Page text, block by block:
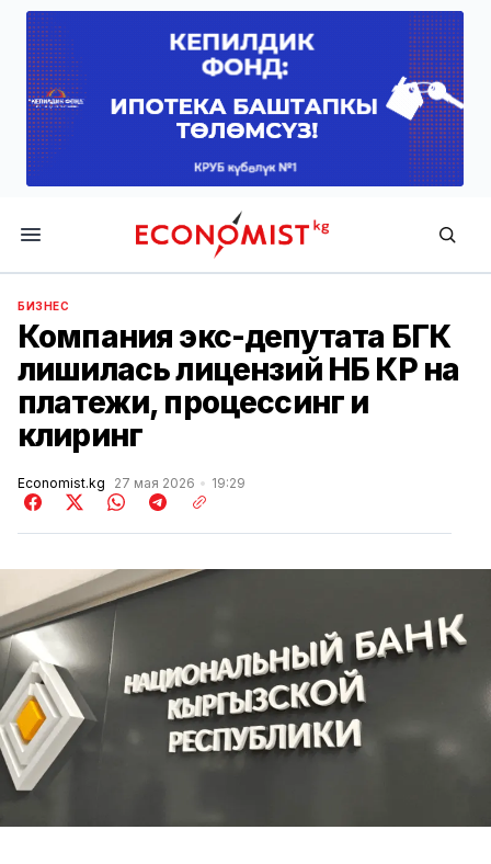
Economist.kg
БИЗНЕС
Компания экс-депутата БГК
лишилась лицензий НБ КР на
платежи, процессинг и
клиринг
Economist.kg 27 мая 2026 19:29